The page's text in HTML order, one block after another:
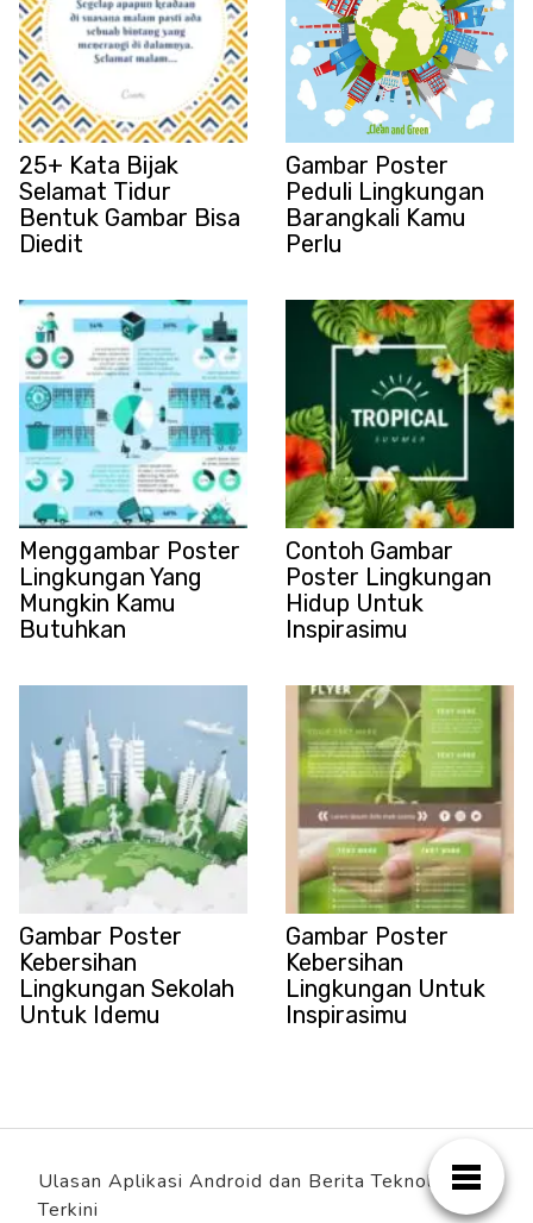
25+ Kata Bijak
Selamat Tidur
Bentuk Gambar Bisa
Diedit
Gambar Poster
Peduli Lingkungan
Barangkali Kamu
Perlu
Menggambar Poster
Lingkungan Yang
Mungkin Kamu
Butuhkan
Contoh Gambar
Poster Lingkungan
Hidup Untuk
Inspirasimu
Gambar Poster
Kebersihan
Lingkungan Sekolah
Untuk Idemu
Gambar Poster
Kebersihan
Lingkungan Untuk
Inspirasimu
Ulasan Aplikasi Android dan Berita Teknologi
Terkini